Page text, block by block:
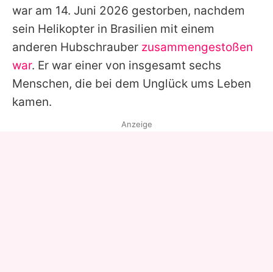
war am 14. Juni 2026 gestorben, nachdem
sein Helikopter in Brasilien mit einem
anderen Hubschrauber zusammengestoßen
war. Er war einer von insgesamt sechs
Menschen, die bei dem Unglück ums Leben
kamen.
Anzeige